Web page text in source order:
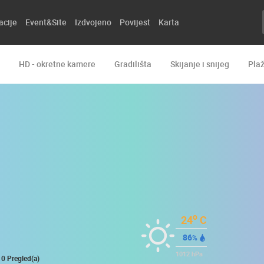
Event&Site Izdvojeno Povijest Karta
HD - okretne kamere Gradilišta Skijanje i snijeg
0 Pregled(a)
24o C
86%
1012hPa